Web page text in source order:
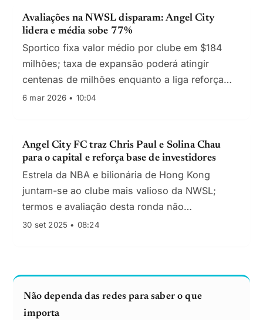
Avaliações na NWSL disparam: Angel City
lidera e média sobe 77%
Sportico fixa valor médio por clube em $184
milhões; taxa de expansão poderá atingir
centenas de milhões enquanto a liga reforça
estádios, centros de treino e direitos de
6 mar 2026 • 10:04
Angel City FC traz Chris Paul e Solina Chau
para o capital e reforça base de investidores
Estrela da NBA e bilionária de Hong Kong
juntam-se ao clube mais valioso da NWSL;
termos e avaliação desta ronda não
confirmados.
30 set 2025 • 08:24
Não dependa das redes para saber o que
importa